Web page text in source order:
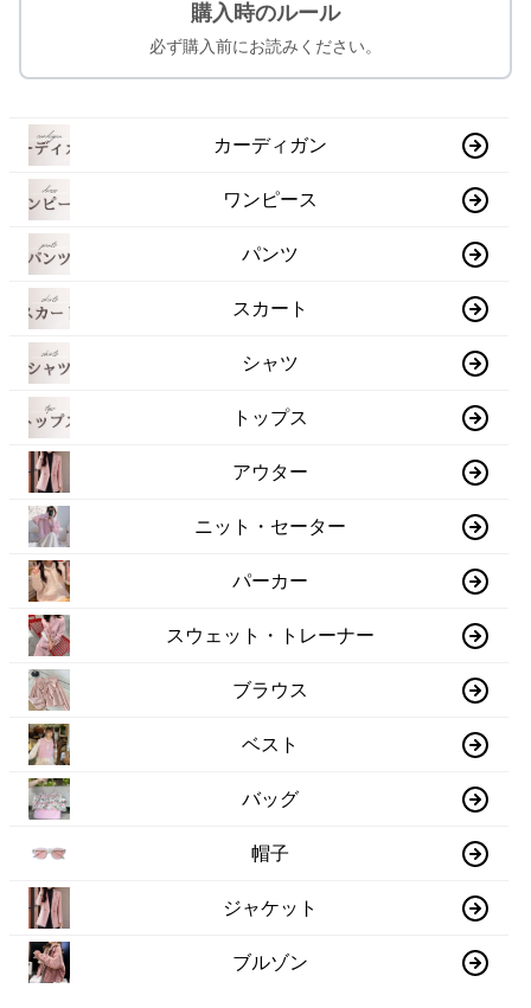
購入時のルール
必ず購入前にお読みください。
カーディガン
ワンピース
パンツ
スカート
シャツ
トップス
アウター
ニット・セーター
パーカー
スウェット・トレーナー
ブラウス
ベスト
バッグ
帽子
ジャケット
ブルゾン